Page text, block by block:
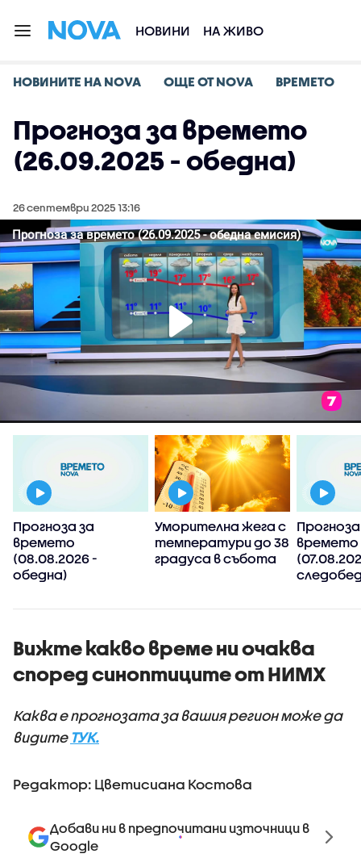
НОВИНИ НА ЖИВО
НОВИНИТЕ НА NOVA ОЩЕ ОТ NOVA ВРЕМЕТО
Прогноза за времето
(26.09.2025 - обедна)
26 септември 2025 13:16
Прогноза за
времето
(08.08.2026 -
обедна)
Уморителна жега с
температури до 38
градуса в събота
времето
Вижте какво време ни очаква
според синоптиците от НИМХ
Каква е прогнозата за вашия регион може да
видите ТУК.
Редактор: Цветисиана Костова
Добави ни в предпочитани източници в
Google